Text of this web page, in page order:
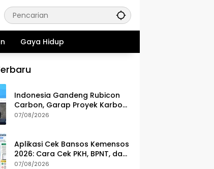
Gaya Hidup
Indonesia Gandeng Rubicon
Carbon, Garap Proyek Karbon
Biru 70.000 Hektare
07/08/2026
Aplikasi Cek Bansos Kemensos
2026: Cara Cek PKH, BPNT, dan
PBI-JKN Lewat HP
07/08/2026